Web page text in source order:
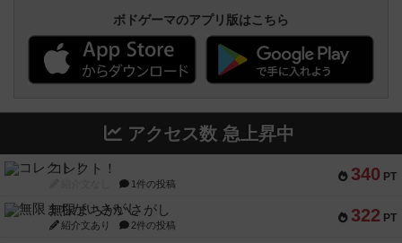
ボドゲーマのアプリ版はこちら
アクセス数 急上昇中
340 PT
コレクト！
1件の投稿
322 PT
無限まちがいさがし
紹介文あり 2件の投稿